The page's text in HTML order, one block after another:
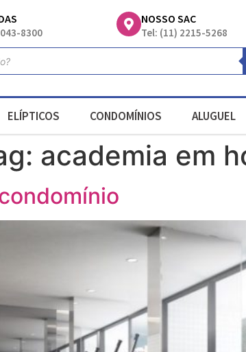
8300
NOSSO SAC
Tel: (11) 2215-5268
ELÍPTICOS CONDOMÍNIOS ALUGUEL
academia em